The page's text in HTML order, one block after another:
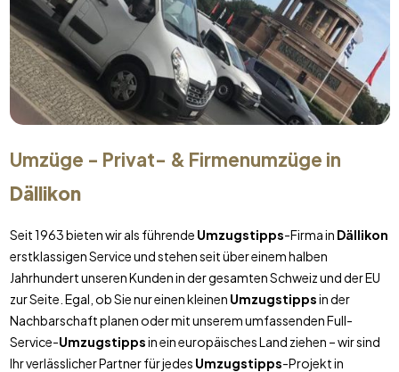
Umzüge - Privat- & Firmenumzüge in
Dällikon
Seit 1963 bieten wir als führende Umzugstipps-Firma in Dällikon
erstklassigen Service und stehen seit über einem halben
Jahrhundert unseren Kunden in der gesamten Schweiz und der EU
zur Seite. Egal, ob Sie nur einen kleinen Umzugstippsin der
Nachbarschaft planen oder mit unserem umfassenden Full-
Service-Umzugstippsin ein europäisches Land ziehen – wir sind
Ihr verlässlicher Partner für jedes Umzugstipps-Projekt in